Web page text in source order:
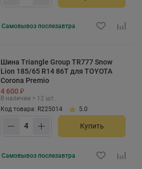
Самовывоз послезавтра
Шина Triangle Group TR777 Snow
Lion 185/65 R14 86T для TOYOTA
Corona Premio
4 600 ₽
В наличии > 12 шт.
Код товара: R225014
5.0
Купить
Самовывоз послезавтра